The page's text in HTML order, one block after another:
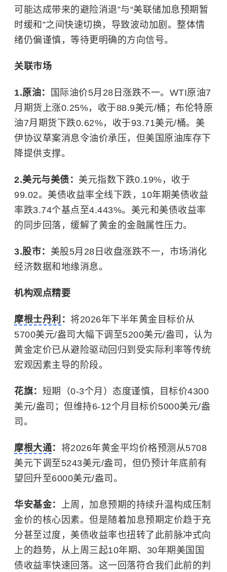
可能达成带来的避险消退”与“美联储加息预期暂
时缓和”之间快速切换，导致波动加剧。整体情
绪仍偏谨慎，等待更明确的方向信号。
关联市场
1.原油：
国际油价5月28日涨跌不一。WTI原油7
月期货上涨0.25%，收于88.9美元/桶；布伦特原
油7月期货下跌0.62%，收于93.71美元/桶。美
伊协议草案消息令油价承压，但美国原油库存下
降提供支撑。
2.美元与美债： 美元指数下跌0.19%，收于
99.02。美债收益率全线下跌，10年期美债收益
率跌3.74个基点至4.443%。美元和美债收益率
的同步回落，缓解了黄金的金融属性压力。
3.股市： 美股5月28日收盘涨跌不一，市场消化
经济数据和地缘消息。
机构观点精要
摩根士丹利 ： 将2026年下半年黄金目标价从
5700美元/盎司大幅下调至5200美元/盎司，认为
黄金定价已从避险驱动回归到受实际利率等传统
宏观因素主导的阶段。
花旗： 短期（0-3个月）态度谨慎，目标价4300
美元/盎司；但维持6-12个月目标价5000美元/盎
司。
摩根大通： 将2026年黄金平均价格预测从5708
美元下调至5243美元/盎司，但仍预计年底前有
望回升至6000美元/盎司。
华安基金： 上周，加息预期的持续升温构成压制
金价的核心因素。但是随着加息预期定价趋于充
分甚至过度，美债收益率也扭转了此前脉冲式向
上的趋势，从上周三起10年期、30年期美国国
债收益率快速回落。这一回落符合我们此前的判